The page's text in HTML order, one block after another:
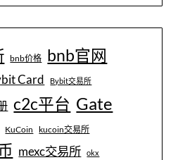
bnb价格 bnb官网
Card Bybit交易所
c2c平台 Gate
KuCoin kucoin交易所
mexc交易所 okx